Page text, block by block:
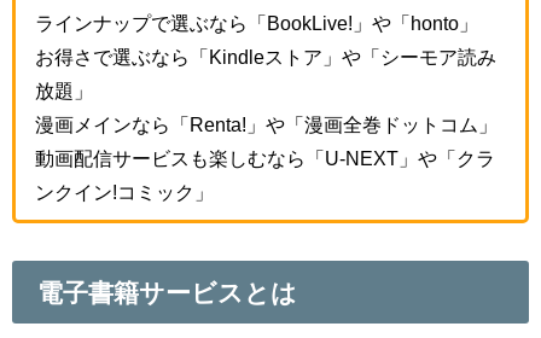
ラインナップで選ぶなら「BookLive!」や「honto」
お得さで選ぶなら「Kindleストア」や「シーモア読み
放題」
漫画メインなら「Renta!」や「漫画全巻ドットコム」
動画配信サービスも楽しむなら「U-NEXT」や「クラ
ンクイン!コミック」
電子書籍サービスとは